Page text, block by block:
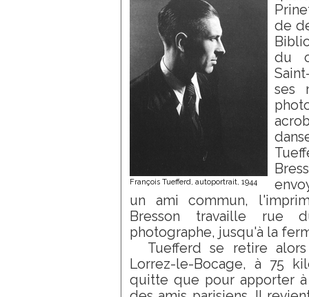
François Tuefferd, autoportrait, 1944
de
du
ses
un ami commun,
Bresson travaille rue
photographe, jusqu'à la
Tuefferd se retire
Lorrez-le-Bocage, à 75
quitte que pour apporter